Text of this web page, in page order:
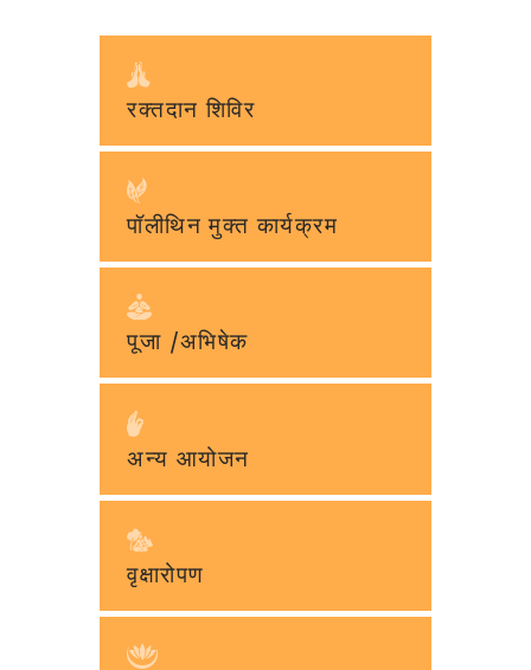
रक्तदान शिविर
पॉलीथिन मुक्त कार्यक्रम
पूजा /अभिषेक
अन्य आयोजन
वृक्षारोपण